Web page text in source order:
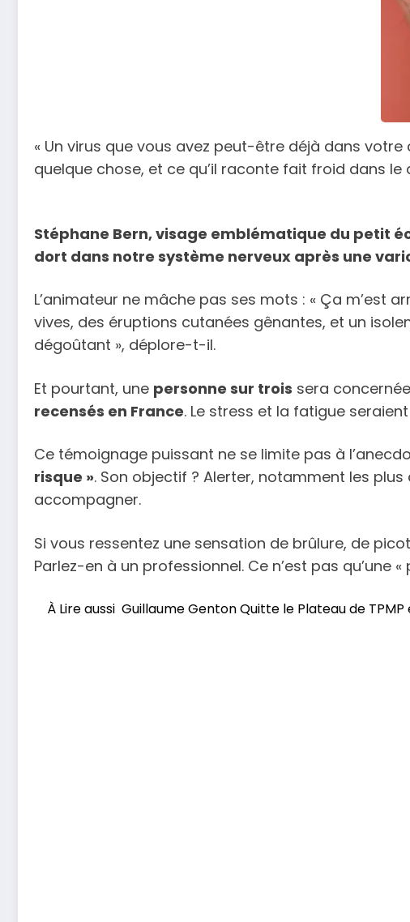
« Un virus que vous avez peut-être déjà dans
quelque chose, et ce qu’il raconte fait froid dans le
Stéphane Bern, visage emblématique du petit
dort dans notre système nerveux après une
L’animateur ne mâche pas ses mots : « Ça m’est
vives, des éruptions cutanées gênantes, et un
dégoûtant », déplore-t-il.
Et pourtant, une personne sur trois sera
recensés en France. Le stress et la fatigue
Ce témoignage puissant ne se limite pas à
risque ». Son objectif ? Alerter, notamment les
accompagner.
Si vous ressentez une sensation de brûlure, de
Parlez-en à un professionnel. Ce n’est pas qu’une
À Lire aussi Guillaume Genton Quitte le Plateau de